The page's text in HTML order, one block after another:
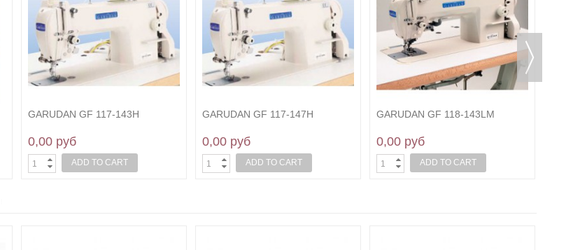
GARUDAN GF 117-143H
0,00 руб
ADD TO CART
GARUDAN GF 117-147H
0,00 руб
ADD TO CART
GARUDAN GF 118-143LM
0,00 руб
ADD TO CART